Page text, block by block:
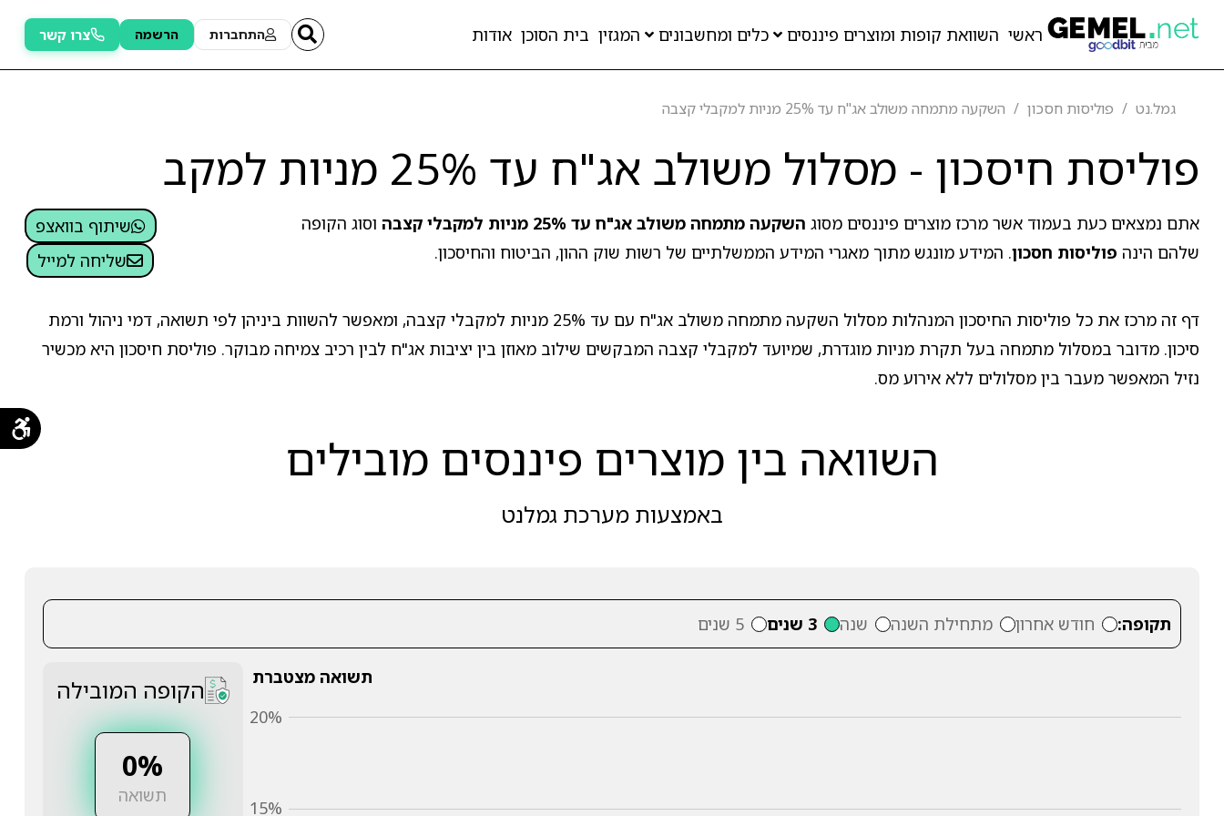
ראשי השוואת קופות ומוצרים פיננסים כלים ומחשבונים המגזין בית הסוכן אודות התחברות הרשמה צרו קשר
גמל.נט פוליסות חסכון השקעה מתמחה משולב אג"ח עד 25% מניות למקבלי קצבה
פוליסת חיסכון - מסלול משולב אג"ח עד 25% מניות למקב
אתם נמצאים כעת בעמוד אשר מרכז מוצרים פיננסים מסוג השקעה מתמחה משולב אג"ח עד 25% מניות למקבלי קצבה
וסוג הקופה
שלהם הינה פוליסות חסכון. המידע מונגש מתוך מאגרי המידע הממשלתיים של רשות שוק ההון, הביטוח והחיסכון.
שיתוף בוואצפ
שליחה למייל
דף זה מרכז את כל פוליסות החיסכון המנהלות מסלול השקעה מתמחה משולב אג"ח עם עד 25% מניות למקבלי קצבה, ומאפשר להשוות ביניהן לפי תשואה, דמי ניהול ורמת
סיכון. מדובר במסלול מתמחה בעל תקרת מניות מוגדרת, שמיועד למקבלי קצבה המבקשים שילוב מאוזן בין יציבות אג"ח לבין רכיב צמיחה מבוקר. פוליסת חיסכון היא מכשיר
נזיל המאפשר מעבר בין מסלולים ללא אירוע מס.
השוואה בין מוצרים פיננסים מובילים
באמצעות מערכת גמלנט
תקופה: חודש אחרון מתחילת השנה שנה 3 שנים 5 שנים
תשואה מצטברת
15%
20%
הקופה המובילה
0%
תשואה